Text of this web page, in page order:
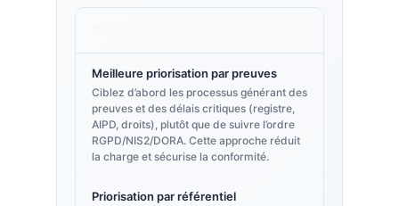
Meilleure priorisation par preuves
Ciblez d’abord les processus générant des
preuves et des délais critiques (registre,
AIPD, droits), plutôt que de suivre l’ordre
RGPD/NIS2/DORA. Cette approche réduit
la charge et sécurise la conformité.
Priorisation par référentiel